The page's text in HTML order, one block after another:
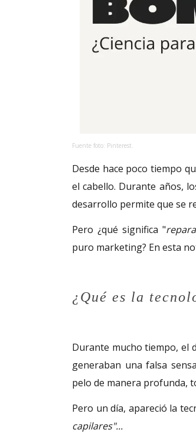
Fuente foto: Pinterest.
Desde hace poco tiempo
el cabello. Durante años,
desarrollo permite que se
Pero ¿qué significa "
puro marketing? En esta
¿Qué es la
Durante mucho tiempo, el
generaban una falsa
pelo de manera profunda,
Pero un día, apareció la
capilares"...